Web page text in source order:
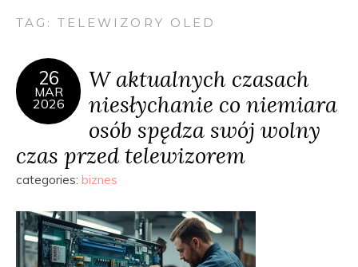
TAG:TELEWIZORY OLED
26
MAR
2026
W aktualnych czasach
niesłychanie co niemiara
osób spędza swój wolny
czas przed telewizorem
categories: biznes